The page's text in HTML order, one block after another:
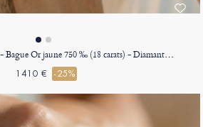
« L'Atelier » nº 190101 - Bague Or jaune 750 ‰ (18 carats) - Diamant synthétique Rectangle 0.5 carat - Halo Diamant synthétique - Sertissage Diamant synthétique
1410 € -25%